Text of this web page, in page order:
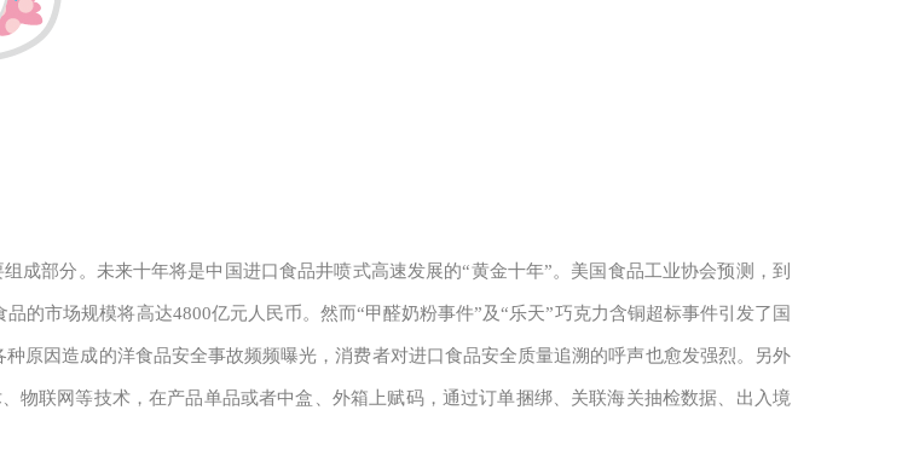
成部分。未来十年将是中国进口食品井喷式高速发展的“黄金十年”。美国食品工业协会预测，到
的市场规模将高达4800亿元人民币。然而“甲醛奶粉事件”及“乐天”巧克力含铜超标事件引发了国
原因造成的洋食品安全事故频频曝光，消费者对进口食品安全质量追溯的呼声也愈发强烈。另外
物联网等技术，在产品单品或者中盒、外箱上赋码，通过订单捆绑、关联海关抽检数据、出入境